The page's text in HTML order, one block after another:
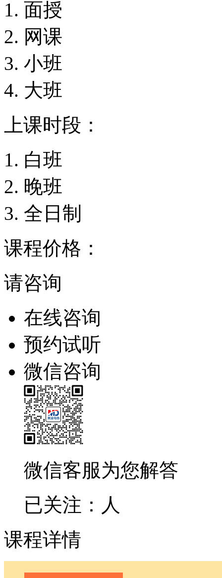
面授
网课
小班
大班
上课时段：
白班
晚班
全日制
课程价格：
请咨询
在线咨询
预约试听
微信咨询
微信客服为您解答
已关注： 人
课程详情